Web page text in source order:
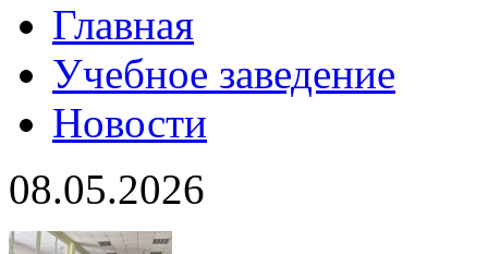
Главная
Учебное заведение
Новости
08.05.2026